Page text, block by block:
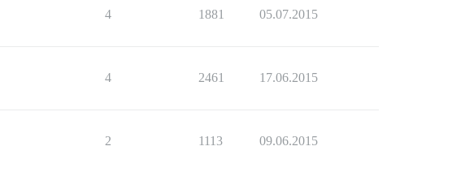
4 1881 05.07.2015
4 2461 17.06.2015
2 1113 09.06.2015